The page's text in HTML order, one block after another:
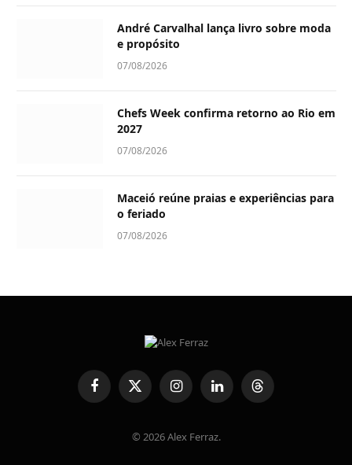
André Carvalhal lança livro sobre moda
e propósito
07/08/2026
Chefs Week confirma retorno ao Rio em
2027
07/08/2026
Maceió reúne praias e experiências para
o feriado
07/08/2026
FacebookX
(Twitter)
InstagramLinkedInThreads
© 2026 Alex Ferraz.